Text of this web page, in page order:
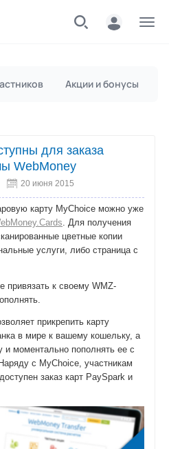
Акции и бонусы
для заказа
WebMoney
20 июня 2015
карту MyChoice можно уже
. Для получения
цветные копии
услуги, либо страница с
привязать к своему WMZ-
прикрепить карту
в мире к вашему кошельку, а
и моментально пополнять ее с
с MyChoice, участникам
доступен заказ карт PaySpark и